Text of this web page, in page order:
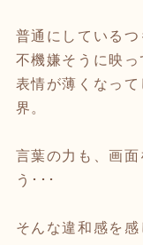
普通にしているつ
不機嫌そうに映っ
表情が薄くなっ
界。
言葉の力も、画
う･･･
そんな違和感を